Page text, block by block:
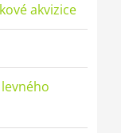
akvizice